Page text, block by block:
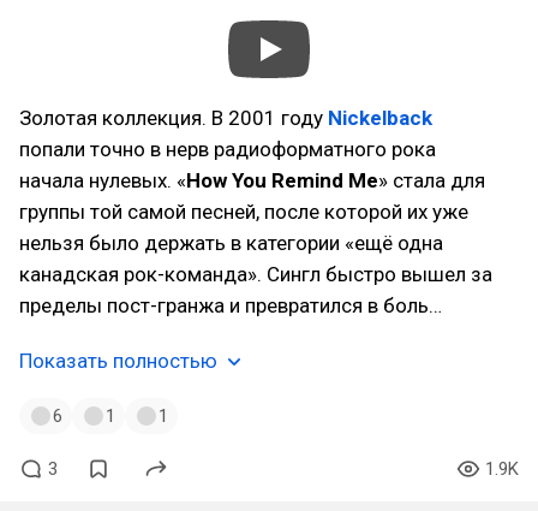
Золотая коллекция. В 2001 году Nickelback
попали точно в нерв радиоформатного рока
начала нулевых. «How You Remind Me» стала для
группы той самой песней, после которой их уже
нельзя было держать в категории «ещё одна
канадская рок-команда». Сингл быстро вышел за
пределы пост-гранжа и превратился в боль…
Показать полностью
6 1 1
3 1.9K